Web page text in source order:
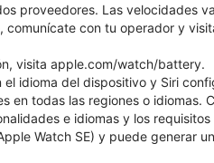
proveedores. Las velocidades
comunícate con tu operador y
visita apple.com/watch/battery.
idioma del dispositivo y Siri
en todas las regiones o idiomas.
e idiomas y los requisitos
Watch SE) y puede generar